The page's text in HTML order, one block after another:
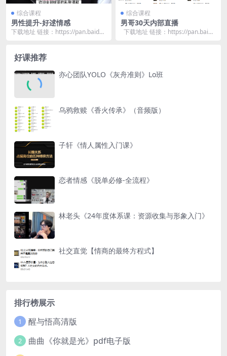
综合课程
男性提升-好逑情感
下载地址 链接：https://pan.baidu.
综合课程
男哥30天内部直播
下载地址 链接：https://pan.baid
好课推荐
亦心团队YOLO《灰舟准则》Lo班
乌鸦救赎《香火传承》（音频版）
子轩《情人属性入门课》
恋者情感《脱单必修-全流程》
林老头《24年度体系课：资源收集与形象入门》
社交直觉【情商的最终方程式】
排行榜展示
1 醒与悟高清版
2 曲曲《你就是光》pdf电子版